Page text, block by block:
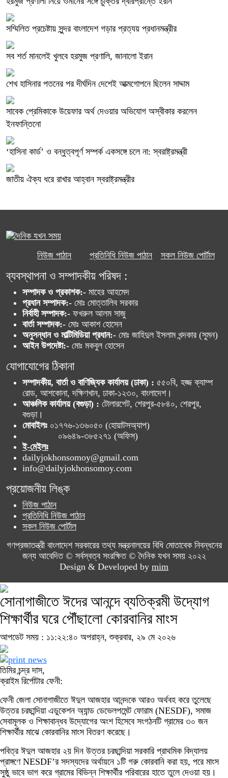
সম্মিলিত প্রচেষ্টায় সুন্দর বাংলাদেশ গড়ার প্রত্যয় প্রধানমন্ত্রীর
সব শর্ত মানলেই খুলবে হরমুজ প্রণালি, জানালো ইরান
শেখ হাসিনার পতনের পর দীর্ঘদিন দেশেই আত্মগোপনে ছিলেন সাদ্দাম
সাবেক প্রেমিকাকে উয়েফার অর্থ দেওয়ার অভিযোগ অস্বীকার করলেন
ইনফান্তিনো
‘হাসিনা কার্ড’ ও বন্ধুত্বপূর্ণ সম্পর্ক একসঙ্গে চলে না: স্বরাষ্ট্রমন্ত্রী
জাতীয় ঐক্য ধরে রাখার আহ্বান স্বরাষ্ট্রমন্ত্রীর
নিউজ পাঠান প্রতিনিধি নিউজ পাঠান সকল নিউজ পোর্টাল
ব্যবস্থাপনা ও সম্পাদকীয় পরিষদ :
সম্পাদক ও প্রকাশক:- মাহের আহমেদ
প্রধান সম্পাদক:- মোঃ মোত্তালিব সরকার
নির্বাহী সম্পাদক:- ফখরুল আলম সাজু
বার্তা সম্পাদক:- মোঃ আকাশ হোসেন
অনুসন্ধান ও মাল্টিমিডিয়া প্রধান:- মোঃ জাহিদুল ইসলাম খন্দকার (সুমন)
আইন উপদেষ্টা:- মোঃ মকবুল হোসেন
যোগাযোগের ঠিকানা
সম্পাদকীয়, বার্তা ও বাণিজ্যিক কার্যালয় (ঢাকা) : ৫৫০বি, হজ্জ ক্যাম্প
রোড, আশকোনা, দক্ষিণখান, ঢাকা-১২৩০, বাংলাদেশ।
আঞ্চলিক কার্যালয় (বগুড়া) : টোলারগেট, শেরপুর-৫৮৪০, শেরপুর,
বগুড়া।
মোবাইলঃ ০১৭৭৬-১৩৬০৫০ (হোয়াটসঅ্যাপ)
০৯৬৪৯-৩৮৫২৭১ (অফিস)
ই-মেইলঃ
dailyjokhonsomoy@gmail.com
info@dailyjokhonsomoy.com
প্রয়োজনীয় লিঙ্ক
নিউজ পাঠান
প্রতিনিধি নিউজ পাঠান
সকল নিউজ পোর্টাল
গণপ্রজাতন্ত্রী বাংলাদেশ সরকারের তথ্য মন্ত্রনালয়ের বিধি মোতাবেক নিবন্ধনের
জন্য আবেদিত © সর্বস্বত্ব সংরক্ষিত © দৈনিক যখন সময় ২০২২
Design & Developed by mim
সোনাগাজীতে ঈদের আনন্দে ব্যতিক্রমী উদ্যোগ
শিক্ষার্থীর ঘরে পৌঁছালো কোরবানির মাংস
আপডেট সময় : ১১:২২:৪০ অপরাহ্ন, শুক্রবার, ২৯ মে ২০২৬
তিমির চন্দ্র দাস,
ক্রাইম রির্পোটার ফেনী:
ফেনী জেলা সোনাগাজীতে ঈদুল আজহার আনন্দকে আরও অর্থবহ করে তুলেছে
উত্তর চরছান্দিয়া এডুকেশন অ্যান্ড ডেভেলপমেন্ট ফোরাম (NESDF), সমাজ
সেবামূলক ও শিক্ষাবান্ধব উদ্যোগের অংশ হিসেবে সংগঠনটি গ্রামের ৩০ জন
শিক্ষার্থীর মাঝে কোরবানির মাংস বিতরণ করেছে।
পবিত্র ঈদুল আজহার ২য় দিন উত্তর চরছান্দিয়া সরকারি প্রাথমিক বিদ্যালয়
প্রাঙ্গণে NESDF’র সদস্যদের অর্থায়নে ১টি গরু কোরবানি করা হয়, পরে মাংস
সুষ্ঠু ভাবে ভাগ করে গ্রামের বিভিন্ন শিক্ষার্থীর পরিবারের হাতে তুলে দেওয়া হয়।